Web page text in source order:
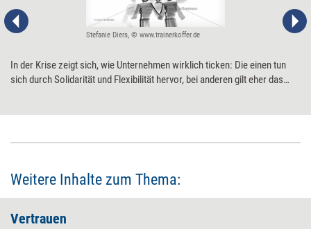
Stefanie Diers, © www.trainerkoffer.de
In der Krise zeigt sich, wie Unternehmen wirklich ticken: Die einen tun
sich durch Solidarität und Flexibilität hervor, bei anderen gilt eher das
Weitere Inhalte zum Thema:
Vertrauen